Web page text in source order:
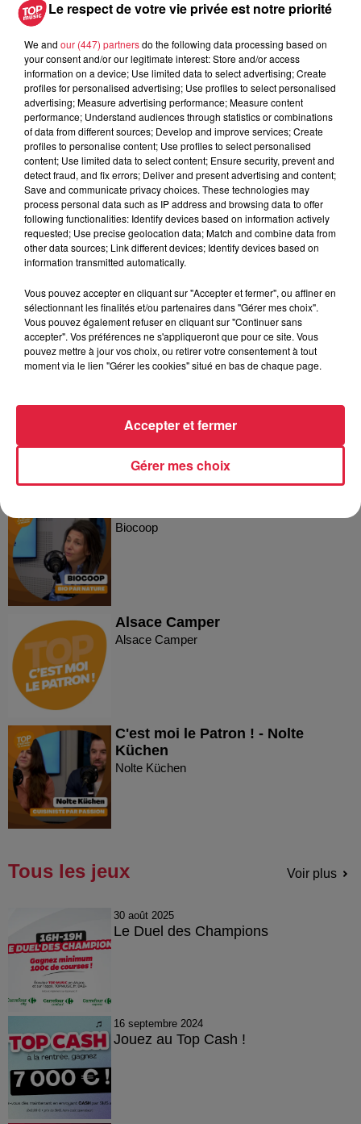
5 août 2026
Europa-Park : des précisons sur
l’après Euro-Mir
Dans la même série
Reproland
Reproland
Biocoop
Alsace Camper
Alsace Camper
C'est moi le Patron ! - Nolte
Küchen
Nolte Küchen
Tous les jeux Voir plus
30 août 2025
Le Duel des Champions
16 septembre 2024
Jouez au Top Cash !
Le respect de votre vie privée est notre priorité
We and our (447) partnersdo the following data processing based on
your consent and/or our legitimate interest: Store and/or access
information on a device; Use limited data to select advertising; Create
profiles for personalised advertising; Use profiles to select personalised
advertising; Measure advertising performance; Measure content
performance; Understand audiences through statistics or combinations
of data from different sources; Develop and improve services; Create
profiles to personalise content; Use profiles to select personalised
content; Use limited data to select content; Ensure security, prevent and
detect fraud, and fix errors; Deliver and present advertising and content;
Save and communicate privacy choices. These technologies may
process personal data such as IP address and browsing data to offer
following functionalities: Identify devices based on information actively
requested; Use precise geolocation data; Match and combine data from
other data sources; Link different devices; Identify devices based on
information transmitted automatically.
Vous pouvez accepter en cliquant sur "Accepter et fermer", ou affiner en
sélectionnant les finalités et/ou partenaires dans "Gérer mes choix".
Vous pouvez également refuser en cliquant sur "Continuer sans
accepter". Vos préférences ne s'appliqueront que pour ce site. Vous
pouvez mettre à jour vos choix, ou retirer votre consentement à tout
moment via le lien "Gérer les cookies" situé en bas de chaque page.
Gérer mes choix
Accepter et fermer